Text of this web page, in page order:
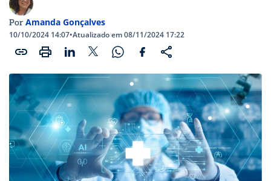
Por Amanda Gonçalves
10/10/2024 14:07•Atualizado em 08/11/2024 17:22